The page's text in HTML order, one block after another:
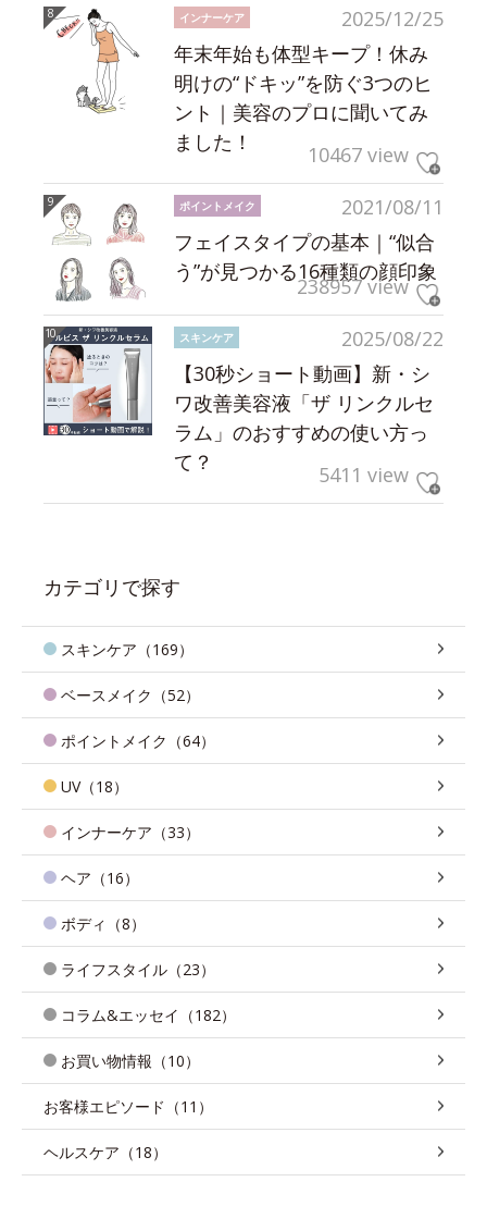
2025/12/25
インナーケア
年末年始も体型キープ！休み
明けの“ドキッ”を防ぐ3つのヒ
ント｜美容のプロに聞いてみ
ました！
10467 view
2021/08/11
ポイントメイク
フェイスタイプの基本｜“似合
う”が見つかる16種類の顔印象
238957 view
2025/08/22
スキンケア
【30秒ショート動画】新・シ
ワ改善美容液「ザ リンクルセ
ラム」のおすすめの使い方っ
て？
5411 view
カテゴリで探す
スキンケア（169）
ベースメイク（52）
ポイントメイク（64）
UV（18）
インナーケア（33）
ヘア（16）
ボディ（8）
ライフスタイル（23）
コラム&エッセイ（182）
お買い物情報（10）
お客様エピソード（11）
ヘルスケア（18）